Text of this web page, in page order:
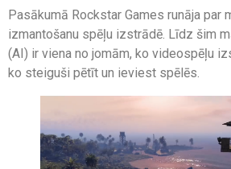
Pasākumā Rockstar Games runāja par
izmantošanu spēļu izstrādē. Līdz šim
(AI) ir viena no jomām, ko videospēļu
ko steiguši pētīt un ieviest spēlēs.